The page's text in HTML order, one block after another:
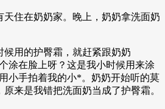
住在奶奶家。晚上，奶奶拿洗面奶
用的护臀霜，就赶紧跟奶奶
涂在脸上呀？这是我小时候用来涂
小手拍着我的小*。奶奶开始听的莫
来是我错把洗面奶当成了护臀霜。